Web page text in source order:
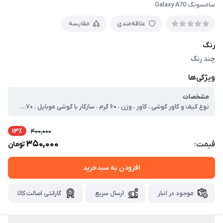
سامسونگ Galaxy A70
علاقه‌مندی مقایسه
رنگ
چند رنگ
ویژگی‌ها
مشخصات
نوع کیف و کاور گوشی ، کاور ، وزن ، ۶۰ گرم ، سازگار با گوشی موبایل ، Samsung Galaxy A۷۰ ، ساختار ، مات ، سطح پوشش ، قاب پشتی ، لبه بالایی ، لبه پایینی ، لبه چپ ، لبه راست ، حفاظت از دکمه‌ها
قیمت:
400,000 13٪
350,000تومان
افزودن به سبدخرید
موجود در انبار ارسال سریع گارانتی اصالت کالا